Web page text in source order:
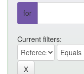
for
Current filters: